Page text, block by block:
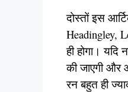
दोस्तों इस
Headingley,
ही होगा।
की जाएगी और
रन बहुत ही